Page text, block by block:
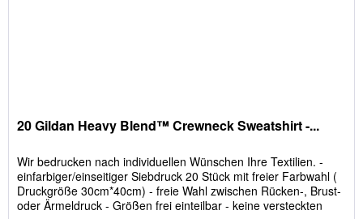
20 Gildan Heavy Blend™ Crewneck Sweatshirt -...
Wir bedrucken nach individuellen Wünschen Ihre Textilien. -
einfarbiger/einseitiger Siebdruck 20 Stück mit freier Farbwahl (
Druckgröße 30cm*40cm) - freie Wahl zwischen Rücken-, Brust-
oder Ärmeldruck - Größen frei einteilbar - keine versteckten